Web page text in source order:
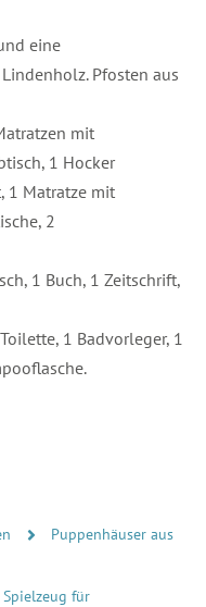
eine
Pfosten aus
mit
1 Hocker
1 Matratze mit
2
1 Buch, 1 Zeitschrift,
1 Badvorleger, 1
Puppenhäuser aus
für